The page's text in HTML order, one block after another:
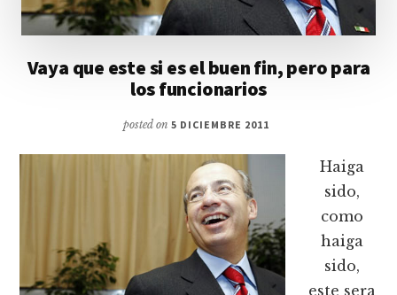
Vaya que este si es el buen fin, pero para
los funcionarios
posted on5 DICIEMBRE 2011
Haiga
sido,
como
haiga
sido,
este sera